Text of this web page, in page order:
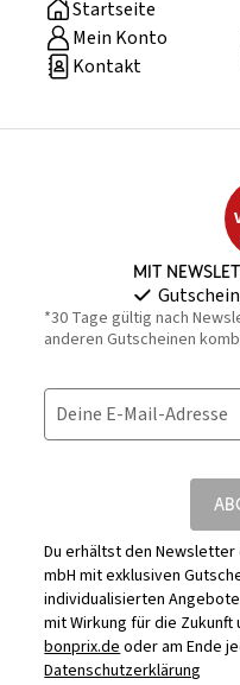
Startseite
Mein Konto
Kontakt
Mit
*30 Tage gültig nach
anderen Gutscheinen
Deine E-Mail-Adresse
Du erhältst den
mbH mit exklusiven
individualisierten
mit Wirkung für die Zukunft
bonprix.deoder am Ende
Datenschutzerklärung